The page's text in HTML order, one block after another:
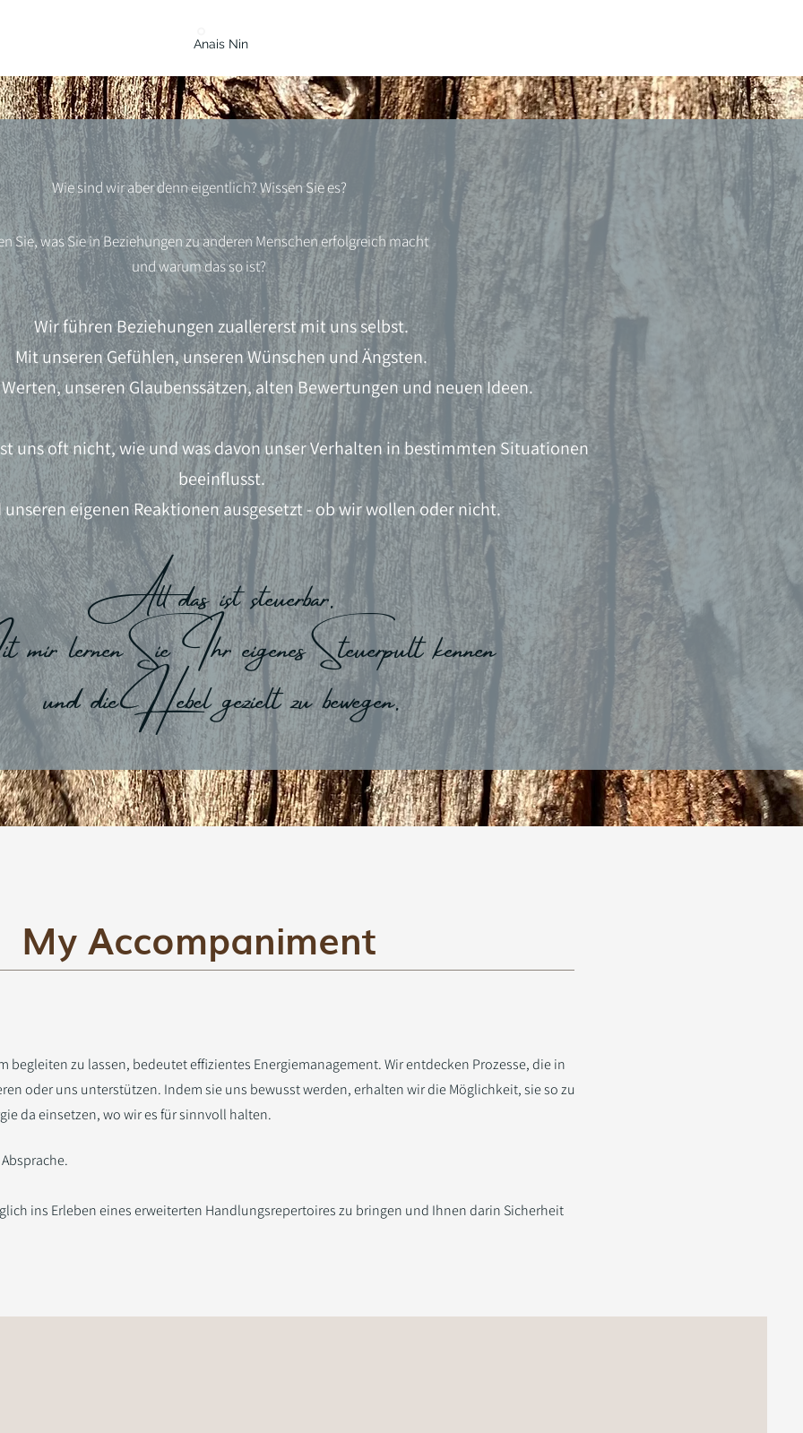
Anais Nin
Wie sind wir aber denn eigentlich? Wissen Sie es?
Sie, was Sie in Beziehungen zu anderen Menschen erfolgreich macht
und warum das so ist?
Wir führen Beziehungen zuallererst mit uns selbst.
Mit unseren Gefühlen, unseren Wünschen und Ängsten.
unseren Glaubenssätzen, alten Bewertungen und neuen Ideen.
uns oft nicht, wie und was davon unser Verhalten in bestimmten Situationen
beeinflusst.
unseren eigenen Reaktionen ausgesetzt - ob wir wollen oder nicht.
All das ist steuerbar.
lernen Sie Ihr eigenes Steuerpult kennen
und die Hebel gezielt zu bewegen.
My Accompaniment
begleiten zu lassen, bedeutet effizientes Energiemanagement. Wir entdecken Prozesse, die in
oder uns unterstützen. Indem sie uns bewusst werden, erhalten wir die Möglichkeit, sie so zu
da einsetzen, wo wir es für sinnvoll halten.
ins Erleben eines erweiterten Handlungsrepertoires zu bringen und Ihnen darin Sicherheit